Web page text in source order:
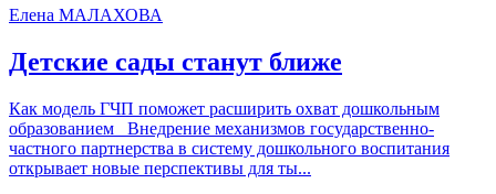
Елена МАЛАХОВА
Детские сады станут ближе
Как модель ГЧП поможет расширить охват дошкольным
образованием Внедрение механизмов государственно-
частного партнерства в систему дошкольного воспитания
открывает новые перспективы для ты...